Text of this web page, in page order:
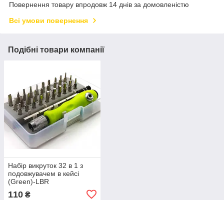
Повернення товару впродовж 14 днів за домовленістю
Всі умови повернення
Подібні товари компанії
Набір викруток 32 в 1 з
подовжувачем в кейсі
(Green)-LВR
110 ₴